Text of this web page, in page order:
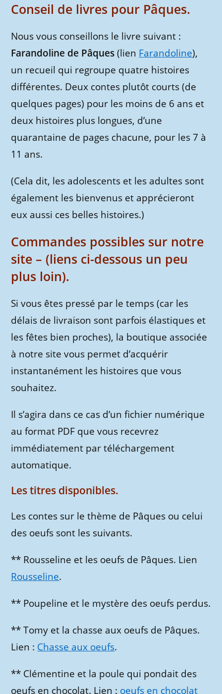
Conseil de livres pour Pâques.
Nous vous conseillons le livre suivant :
Farandoline de Pâques(lien Farandoline),
un recueil qui regroupe quatre histoires
différentes. Deux contes plutôt courts (de
quelques pages) pour les moins de 6 ans et
deux histoires plus longues, d’une
quarantaine de pages chacune, pour les 7 à
11 ans.
(Cela dit, les adolescents et les adultes sont
également les bienvenus et apprécieront
eux aussi ces belles histoires.)
Commandes possibles sur notre
site – (liens ci-dessous un peu
plus loin).
Si vous êtes pressé par le temps (car les
délais de livraison sont parfois élastiques et
les fêtes bien proches), la boutique associée
à notre site vous permet d’acquérir
instantanément les histoires que vous
souhaitez.
Il s’agira dans ce cas d’un fichier numérique
au format PDF que vous recevrez
immédiatement par téléchargement
automatique.
Les titres disponibles.
Les contes sur le thème de Pâques ou celui
des oeufs sont les suivants.
** Rousseline et les oeufs de Pâques. Lien
Rousseline.
** Poupeline et le mystère des oeufs perdus.
** Tomy et la chasse aux oeufs de Pâques.
Lien : Chasse aux oeufs.
** Clémentine et la poule qui pondait des
oeufs en chocolat. Lien : oeufs en chocolat